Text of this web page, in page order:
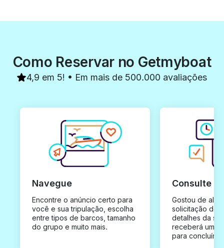
Como Reservar no Getmyboat
4,9 em 5! • Em mais de 500.000 avaliações
Navegue
Encontre o anúncio certo para
você e sua tripulação, escolha
entre tipos de barcos, tamanho
do grupo e muito mais.
Consulte e
Gostou de
solicitação de
detalhes da
receberá uma
para concluír a